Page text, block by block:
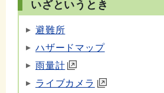
いざというとき
避難所
ハザードマップ
雨量計
ライブカメラ